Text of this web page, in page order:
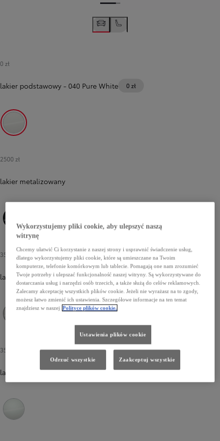
0 zł
lakier podstawowy - 040 Pure White 0 zł
040 Pure White
2500 zł
lakier metalizowany
209 Eclipse Black785 Dark Teal1M2 Storm Grey
3500 zł
lakier specjalny
3U5 Imperial Red
3500 zł
lakier perłowy
Wykorzystujemy pliki cookie, aby ulepszyć naszą
witrynę
Chcemy ułatwić Ci korzystanie z naszej strony i usprawnić świadczenie usług,
dlatego wykorzystujemy pliki cookie, które są umieszczane na Twoim
komputerze, telefonie komórkowym lub tablecie. Pomagają one nam zrozumieć
Twoje potrzeby i ulepszać funkcjonalność naszej witryny. Są wykorzystywane do
dostarczania usług i narzędzi osób trzecich, a także służą do celów reklamowych.
Zalecamy akceptację wszystkich plików cookie. Jeżeli nie wyrażasz na to zgody,
możesz łatwo zmienić ich ustawienia. Szczegółowe informacje na ten temat
znajdziesz w naszej Polityce plików cookie.
Ustawienia plików cookie
Odrzuć wszystkie Zaakceptuj wszystkie